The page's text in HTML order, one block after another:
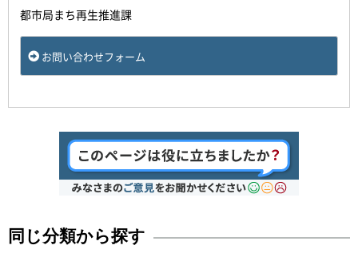
都市局まち再生推進課
お問い合わせフォーム
同じ分類から探す